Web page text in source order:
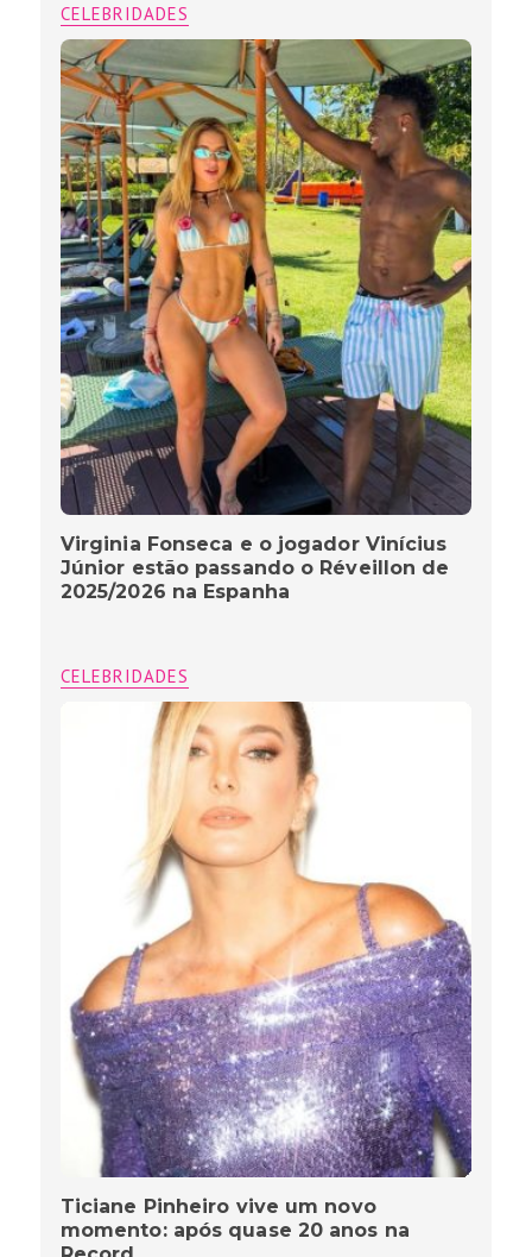
CELEBRIDADES
Virginia Fonseca e o jogador Vinícius
Júnior estão passando o Réveillon de
2025/2026 na Espanha
CELEBRIDADES
Ticiane Pinheiro vive um novo
momento: após quase 20 anos na